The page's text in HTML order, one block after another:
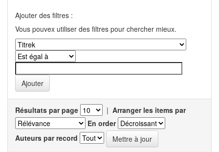
Ajouter des filtres :
Vous pouvex utiliser des filtres pour chercher mieux.
Résultats par page | Arranger les items par
En order
Auteurs par record